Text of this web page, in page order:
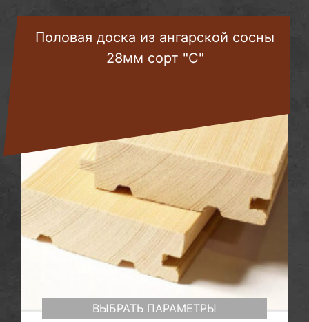
Половая доска из ангарской сосны
28мм сорт "С"
ВЫБРАТЬ ПАРАМЕТРЫ